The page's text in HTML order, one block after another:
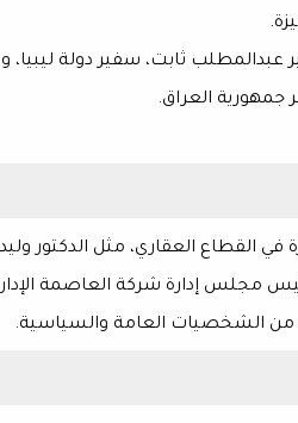
ثابت، سفير دولة ليبيا،
جمهورية العراق.
القطاع العقاري، مثل الدكتور
مجلس إدارة شركة العاصمة
من الشخصيات العامة والسياسية.